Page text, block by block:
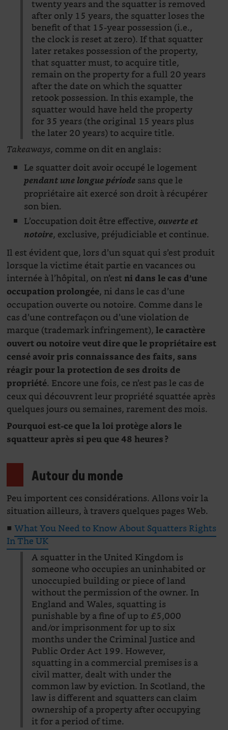
twenty years and the squatter is removed
after only 15 years, the squatter loses the
benefit of that 15-year possession (i.e.,
the clock is reset at zero). If that squatter
later retakes possession of the property,
that squatter must, to acquire title,
remain on the property for a full 20 years
after the date on which the squatter
retook possession. In this example, the
squatter would have held the property
for 35 years (the original 15 years plus
the later 20 years) to acquire title.
Takeaways, comme on dit en anglais :
Le squatter doit avoir occupé le logement
pendant une longue périodesans que le
propriétaire ait exercé son droit à récupérer
son bien.
L’occupation doit être effective,ouverte et
notoire, exclusive, préjudiciable et continue.
Il est évident que, lors d’un squat qui s’est produit
lorsque la victime était partie en vacances ou
internée à l’hôpital, on n’estni dans le cas d’une
occupation prolongée, ni dans le cas d’une
occupation ouverte ou notoire. Comme dans le
cas d’une contrefaçon ou d’une violation de
marque (trademark infringement),le caractère
ouvert ou notoire veut dire que le propriétaire est
censé avoir pris connaissance des faits, sans
réagir pour la protection de ses droits de
propriété. Encore une fois, ce n’est pas le cas de
ceux qui découvrent leur propriété squattée après
quelques jours ou semaines, rarement des mois.
Pourquoi est-ce que la loi protège alors le
squatteur après si peu que 48 heures?
Autour du monde
Peu importent ces considérations. Allons voir la
situation ailleurs, à travers quelques pages Web.
■What You Need to Know About Squatters Rights
In The UK
A squatter in the United Kingdom is
someone who occupies an uninhabited or
unoccupied building or piece of land
without the permission of the owner. In
England and Wales, squatting is
punishable by a fine of up to £5,000
and/or imprisonment for up to six
months under the Criminal Justice and
Public Order Act 199. However,
squatting in a commercial premises is a
civil matter, dealt with under the
common law by eviction. In Scotland, the
law is different and squatters can claim
ownership of a property after occupying
it for a period of time.